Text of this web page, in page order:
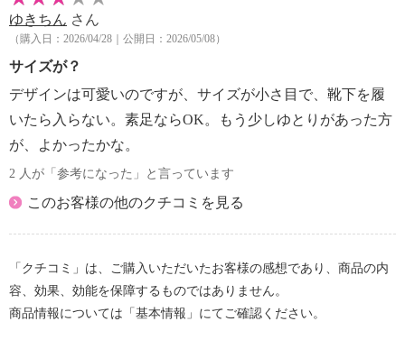
ゆきちん さん
（購入日：2026/04/28｜公開日：2026/05/08）
サイズが？
デザインは可愛いのですが、サイズが小さ目で、靴下を履
いたら入らない。素足ならOK。もう少しゆとりがあった方
が、よかったかな。
2 人が「参考になった」と言っています
このお客様の他のクチコミを見る
「クチコミ」は、ご購入いただいたお客様の感想であり、商品の内
容、効果、効能を保障するものではありません。
商品情報については「基本情報」にてご確認ください。